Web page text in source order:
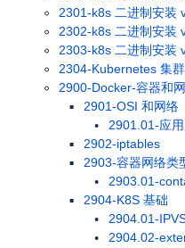
2301-k8s 二进制安装
2302-k8s 二进制安装
2303-k8s 二进制安装
2304-Kubernetes 集
2900-Docker-容器和
2901-OSI 和网络
2901.01-应
2902-iptables
2903-容器网络类
2903.01-
2904-K8S 基础
2904.01-
2904.02-